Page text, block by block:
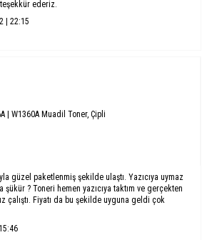
ederiz.
| 22:15
| W1360A Muadil Toner, Çipli
güzel paketlenmiş şekilde ulaştı. Yazıcıya uymaz
? Toneri hemen yazıcıya taktım ve gerçekten
çalıştı. Fiyatı da bu şekilde uyguna geldi çok